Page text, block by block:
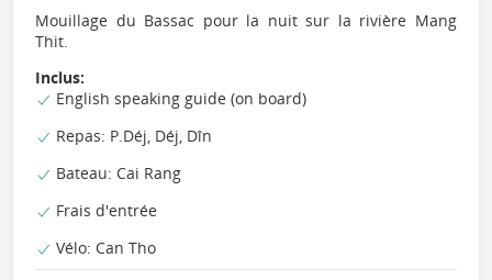
Mouillage du Bassac pour la nuit sur la rivière Mang
Thit.
Inclus:
English speaking guide (on board)
Repas: P.Déj, Déj, Dîn
Bateau: Cai Rang
Frais d'entrée
Vélo: Can Tho